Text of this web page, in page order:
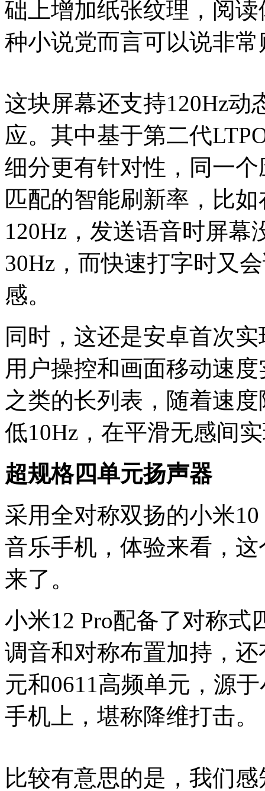
础上增加纸张纹理，阅
种小说党而言可以说非
这块屏幕还支持120Hz动
应。其中基于第二代
细分更有针对性，同一
匹配的智能刷新率，比
120Hz，发送语音时屏
30Hz，而快速打字时又
感。
同时，这还是安卓首次
用户操控和画面移动速
之类的长列表，随着速
低10Hz，在平滑无感间
超规格四单元扬声器
采用全对称双扬的小米
音乐手机，体验来看，
来了。
小米12 Pro配备了对称
调音和对称布置加持，
元和0611高频单元，源
手机上，堪称降维打击。
比较有意思的是，我们